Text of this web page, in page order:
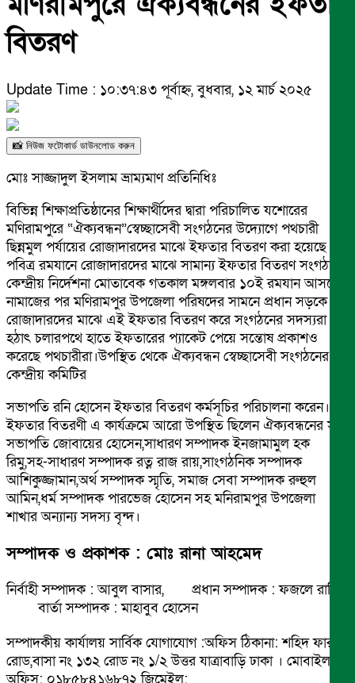
বিতরণ
Update Time : ১০:৩৭:৪৩ পূর্বাহ্ন, বুধবার, ১২ মার্চ ২০২৫
📸 নিউজ ফটোকার্ড ডাউনলোড করুন
মোঃ সাজ্জাদুল ইসলাম ভ্রাম্যমাণ প্রতিনিধিঃ
বিভিন্ন শিক্ষাপ্রতিষ্ঠানের শিক্ষার্থীদের দ্বারা পরিচালিত যশোরের
মণিরামপুরে “ঐক্যবন্ধন”স্বেচ্ছাসেবী সংগঠনের উদ্যোগে পথচারী
ছিন্নমুল পর্যায়ের রোজাদারদের মাঝে ইফতার বিতরণ করা হয়েছে।
পবিত্র রমযানে রোজাদারদের মাঝে সামান্য ইফতার বিতরণ সংগঠনের
কেন্দ্রীয় নির্দেশনা মোতাবেক গতকাল মঙ্গলবার ১০ই রমযান আসরের
নামাজের পর মণিরামপুর উপজেলা পরিষদের সামনে প্রধান সড়কে
রোজাদারদের মাঝে এই ইফতার বিতরণ করে সংগঠনের সদস্যরা।
হঠাৎ চলারপথে হাতে ইফতারের প্যাকেট পেয়ে সন্তোষ প্রকাশও
করেছে পথচারীরা।উপস্থিত থেকে ঐক্যবন্ধন স্বেচ্ছাসেবী সংগঠনের
কেন্দ্রীয় কমিটির
সভাপতি রনি হোসেন ইফতার বিতরণ কর্মসূচির পরিচালনা করেন।
ইফতার বিতরণী এ কার্যক্রমে আরো উপস্থিত ছিলেন ঐক্যবন্ধনের সহ-
সভাপতি জোবায়ের হোসেন,সাধারণ সম্পাদক ইনজামামুল হক
রিমু,সহ-সাধারণ সম্পাদক রত্ন রাজ রায়,সাংগঠনিক সম্পাদক
আশিকুজ্জামান,অর্থ সম্পাদক স্মৃতি, সমাজ সেবা সম্পাদক রুহুল
আমিন,ধর্ম সম্পাদক পারভেজ হোসেন সহ মনিরামপুর উপজেলা
শাখার অন্যান্য সদস্য বৃন্দ।
সম্পাদক ও প্রকাশক : মোঃ রানা আহমেদ
নির্বাহী সম্পাদক : আবুল বাসার, প্রধান সম্পাদক : ফজলে রাব্বি
বার্তা সম্পাদক : মাহাবুব হোসেন
সম্পাদকীয় কার্যালয় সার্বিক যোগাযোগ :অফিস ঠিকানা: শহিদ ফারুক
রোড,বাসা নং ১৩২ রোড নং ১/২ উত্তর যাত্রাবাড়ি ঢাকা । মোবাইল